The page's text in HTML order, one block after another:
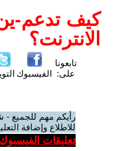
كيف تدعم-ين
الانترنت؟
تابعونا
على: الفيسبوك
رأيكم مهم للجميع -
للاطلاع وإضافة
تعليقات